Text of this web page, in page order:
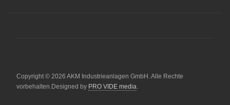
Copyright © 2026 AKM Industrieanlagen GmbH. Alle Rechte
vorbehalten.Designed by PRO VIDE media.